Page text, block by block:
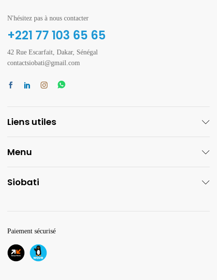
N'hésitez pas à nous contacter
+221 77 103 65 65
42 Rue Escarfait, Dakar, Sénégal
contactsiobati@gmail.com
Liens utiles
Menu
Siobati
Paiement sécurisé